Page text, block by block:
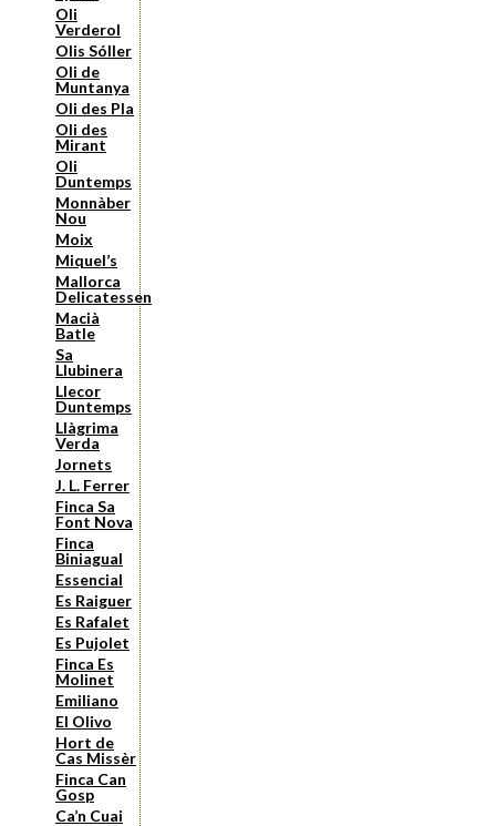
Oli
Verderol
Olis Sóller
Oli de
Muntanya
Oli des Pla
Oli des
Mirant
Oli
Duntemps
Monnàber
Nou
Moix
Miquel’s
Mallorca
Delicatessen
Macià
Batle
Sa
Llubinera
Llecor
Duntemps
Llàgrima
Verda
Jornets
J. L. Ferrer
Finca Sa
Font Nova
Finca
Biniagual
Essencial
Es Raiguer
Es Rafalet
Es Pujolet
Finca Es
Molinet
Emiliano
El Olivo
Hort de
Cas Missèr
Finca Can
Gosp
Ca’n Cuai